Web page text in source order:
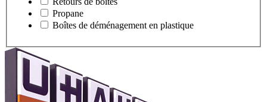
Propane
Boîtes de déménagement en plastique